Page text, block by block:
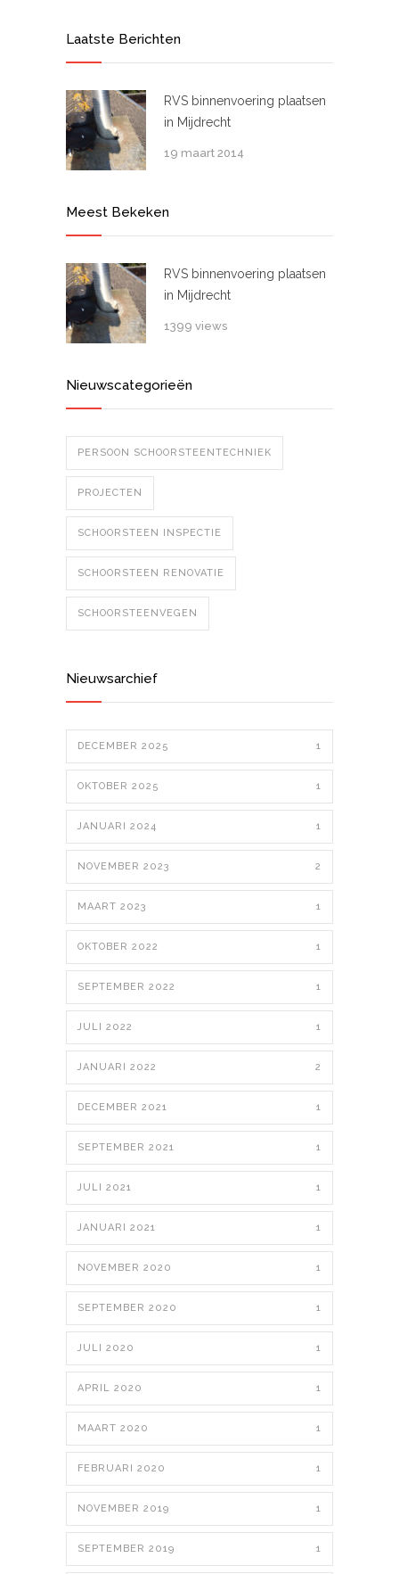
Laatste Berichten
RVS binnenvoering plaatsen
in Mijdrecht
19 maart 2014
Meest Bekeken
RVS binnenvoering plaatsen
in Mijdrecht
1399 views
Nieuwscategorieën
PERSOON SCHOORSTEENTECHNIEK
PROJECTEN
SCHOORSTEEN INSPECTIE
SCHOORSTEEN RENOVATIE
SCHOORSTEENVEGEN
Nieuwsarchief
DECEMBER 2025 1
OKTOBER 2025 1
JANUARI 2024 1
NOVEMBER 2023 2
MAART 2023 1
OKTOBER 2022 1
SEPTEMBER 2022 1
JULI 2022 1
JANUARI 2022 2
DECEMBER 2021 1
SEPTEMBER 2021 1
JULI 2021 1
JANUARI 2021 1
NOVEMBER 2020 1
SEPTEMBER 2020 1
JULI 2020 1
APRIL 2020 1
MAART 2020 1
FEBRUARI 2020 1
NOVEMBER 2019 1
SEPTEMBER 2019 1